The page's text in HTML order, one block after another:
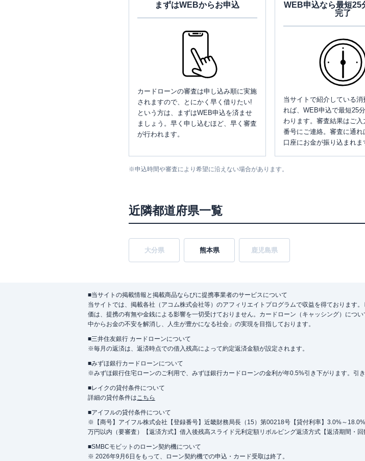
まずはWEBからお申込
カードローンの審査は申し込み順に実施
されますので、とにかく早く借りたい!
という方は、まずはWEB申込を済ませ
ましょう。早く申し込むほど、早く審査
が行われます。
WEB申込なら最短25
完了
当サイトで紹介している消
れば、WEB申込で最短25
わります。審査結果はご入
番号にご連絡。審査に通れ
口座にお金が振り込まれま
※申込時間や審査により希望に沿えない場合があります。
近隣都道府県一覧
大分県 熊本県 鹿児島県
■当サイトの掲載情報と掲載商品ならびに提携事業者のサービスについて
当サイトでは、掲載各社（アコム株式会社等）のアフィリエイトプログラムで収益を得ております
価は、提携の有無や金銭による影響を一切受けておりません。カードローン（キャッシング）につ
中からお金の不安を解消し、人生が豊かになる社会」の実現を目指しております。
■三井住友銀行 カードローンについて
※毎月の返済は、返済時点での借入残高によって約定返済金額が設定されます。
■みずほ銀行カードローンについて
※みずほ銀行住宅ローンのご利用で、みずほ銀行カードローンの金利が年0.5%引き下がります。引
■レイクの貸付条件について
詳細の貸付条件はこちら
■アイフルの貸付条件について
※【商号】アイフル株式会社【登録番号】近畿財務局長（15）第00218号【貸付利率】3.0%～
万円以内（要審査）【返済方式】借入後残高スライド元利定額リボルビング返済方式【返済期間・
■SMBCモビットのローン契約機について
※ 2026年9月6日をもって、ローン契約機での申込・カード受取は終了。